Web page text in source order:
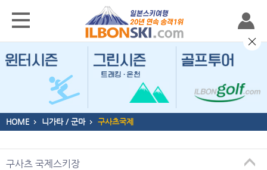
HOME 니가타 / 군마 구사츠국제
구사츠 국제스키장